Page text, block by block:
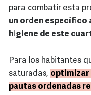
para combatir esta
un orden específico
higiene de este
Para los habitantes
saturadas, optimizar
pautas ordenadas